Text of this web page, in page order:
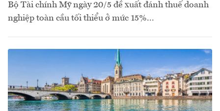
Bộ Tài chính Mỹ ngày 20/5 đề xuất đánh thuế doanh
nghiệp toàn cầu tối thiểu ở mức 15%...